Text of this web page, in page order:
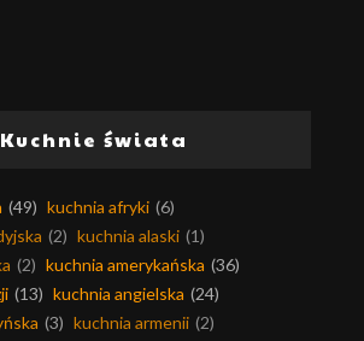
Kuchnie świata
(49) kuchnia afryki (6)
(2) kuchnia alaski (1)
(2) kuchnia amerykańska (36)
(13) kuchnia angielska (24)
(3) kuchnia armenii (2)